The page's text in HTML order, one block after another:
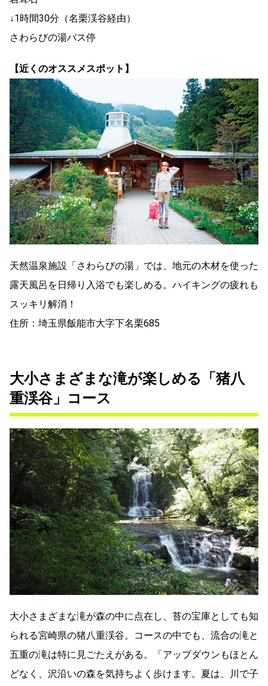
↓1時間30分（名栗渓谷経由）
さわらびの湯バス停
【近くのオススメスポット】
天然温泉施設「さわらびの湯」では、地元の木材を使った
露天風呂を日帰り入浴でも楽しめる。ハイキングの疲れも
スッキリ解消！
住所：埼玉県飯能市大字下名栗685
大小さまざまな滝が楽しめる「猪八
重渓谷」コース
大小さまざまな滝が森の中に点在し、苔の宝庫としても知
られる宮崎県の猪八重渓谷。コースの中でも、流合の滝と
五重の滝は特に見ごたえがある。「アップダウンもほとん
どなく、沢沿いの森を気持ちよく歩けます。夏は、川で子